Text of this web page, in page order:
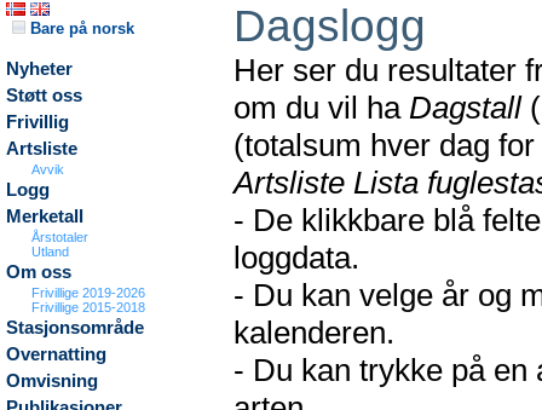
Bare på norsk
Nyheter
Støtt oss
Frivillig
Artsliste
Avvik
Logg
Merketall
Årstotaler
Utland
Om oss
Frivillige 2019-2026
Frivillige 2015-2018
Stasjonsområde
Overnatting
Omvisning
Dagslogg
Her ser du resultater
om du vil ha Dagstall
(totalsum hver dag
Artsliste Lista
- De klikkbare blå
loggdata.
- Du kan velge år og
kalenderen.
- Du kan trykke på en